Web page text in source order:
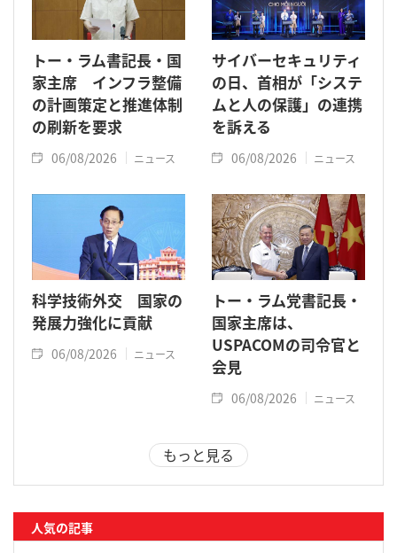
トー・ラム書記長・国
家主席 インフラ整備
の計画策定と推進体制
の刷新を要求
06/08/2026 ニュース
サイバーセキュリティ
の日、首相が「システ
ムと人の保護」の連携
を訴える
06/08/2026 ニュース
科学技術外交 国家の
発展力強化に貢献
06/08/2026 ニュース
トー・ラム党書記長・
国家主席は、
USPACOMの司令官と
会見
06/08/2026 ニュース
もっと見る
人気の記事